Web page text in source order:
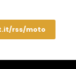
rss/moto